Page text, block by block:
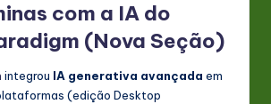
com a IA do
(Nova Seção)
integrou IA generativa avançada em
(edição Desktop